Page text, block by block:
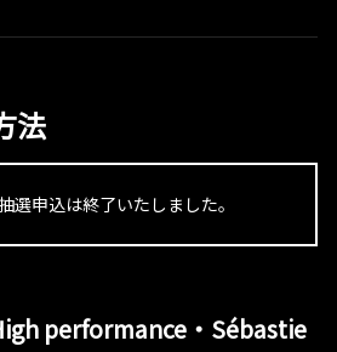
法
選申込は終了いたしました。
performance・Sébastie